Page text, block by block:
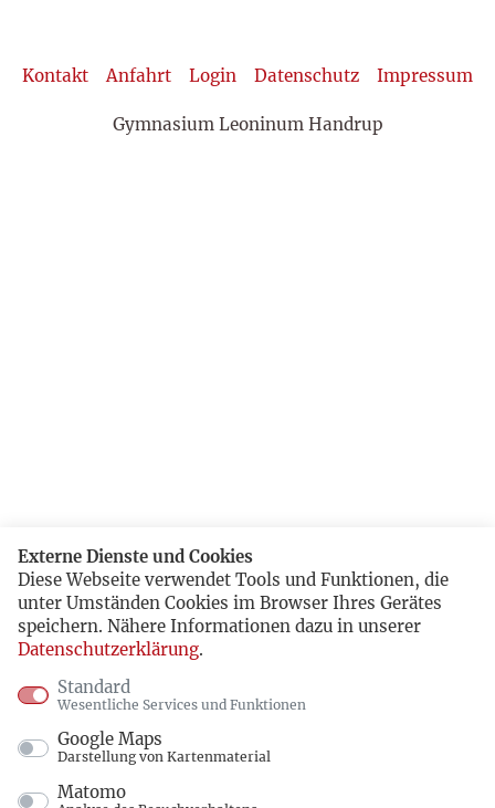
Kontakt Anfahrt Login Datenschutz Impressum
Gymnasium Leoninum Handrup
Externe Dienste und Cookies
Diese Webseite verwendet Tools und Funktionen, die
unter Umständen Cookies im Browser Ihres Gerätes
speichern. Nähere Informationen dazu in unserer
Datenschutzerklärung.
Standard
Wesentliche Services und Funktionen
Google Maps
Darstellung von Kartenmaterial
Matomo